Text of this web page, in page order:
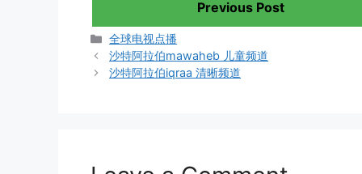
Previous Post
Categories
全球电视点播
沙特阿拉伯mawaheb 儿童频道
沙特阿拉伯iqraa 清晰频道